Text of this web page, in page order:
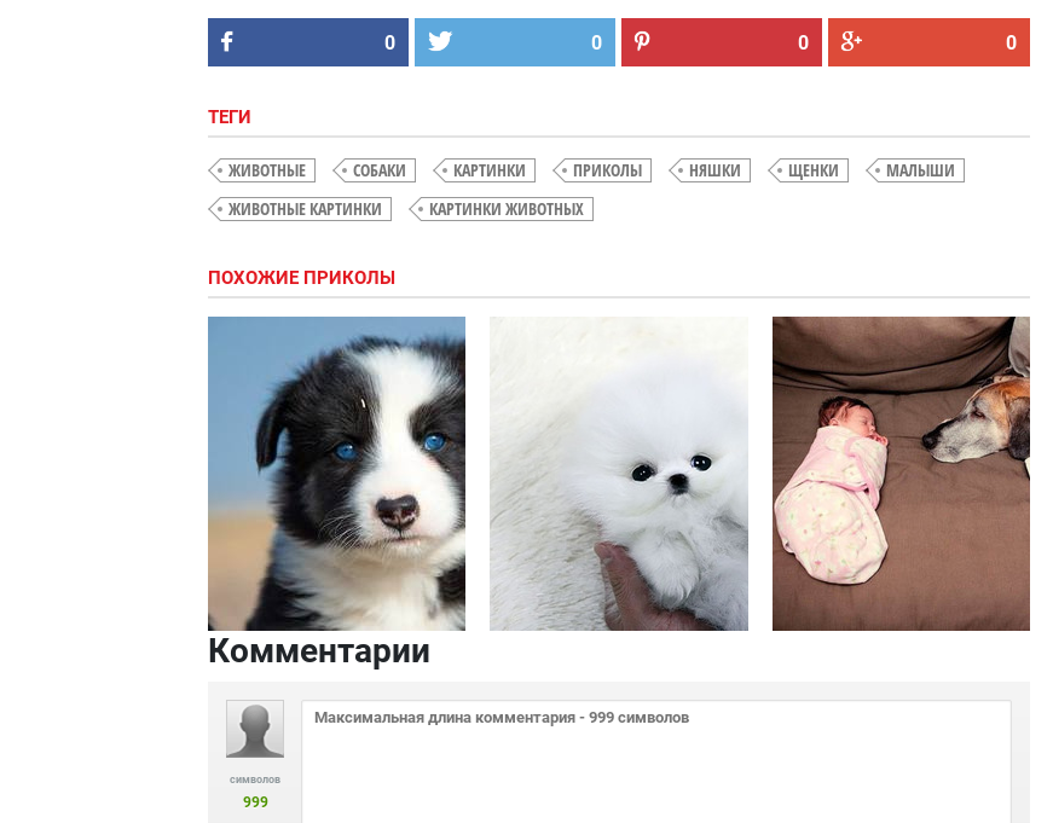
0 0 0 0
ТЕГИ
ЖИВОТНЫЕ СОБАКИ КАРТИНКИ ПРИКОЛЫ НЯШКИ ЩЕНКИ
МАЛЫШИ
ЖИВОТНЫЕ КАРТИНКИ
КАРТИНКИ ЖИВОТНЫХ
ПОХОЖИЕ ПРИКОЛЫ
Самые
милые
щенки
Комментарии
символов
999